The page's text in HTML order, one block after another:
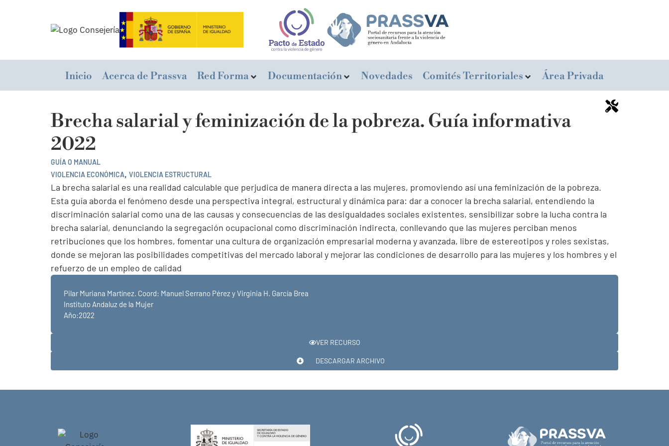
Inicio Acerca de Prassva Red Forma Documentación Novedades Comités Territoriales Área Privada
Brecha salarial y feminización de la pobreza. Guía informativa
2022
GUÍA O MANUAL
VIOLENCIA ECONÓMICA, VIOLENCIA ESTRUCTURAL
La brecha salarial es una realidad calculable que perjudica de manera directa a las mujeres, promoviendo así una feminización de la pobreza.
Esta guía aborda el fenómeno desde una perspectiva integral, estructural y dinámica para: dar a conocer la brecha salarial, entendiendo la
discriminación salarial como una de las causas y consecuencias de las desigualdades sociales existentes, sensibilizar sobre la lucha contra la
brecha salarial, denunciando la segregación ocupacional como discriminación indirecta, conllevando que las mujeres perciban menos
retribuciones que los hombres, fomentar una cultura de organización empresarial moderna y avanzada, libre de estereotipos y roles sexistas,
donde se mejoran las posibilidades competitivas del mercado laboral y mejorar las condiciones de desarrollo para las mujeres y los hombres y el
refuerzo de un empleo de calidad
Pilar Muriana Martínez. Coord: Manuel Serrano Pérez y Virginia H. García Brea
Instituto Andaluz de la Mujer
Año:2022
VER RECURSO
DESCARGAR ARCHIVO